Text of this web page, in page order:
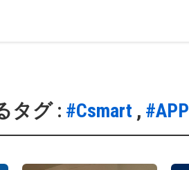
タグ : #Csmart , #APP